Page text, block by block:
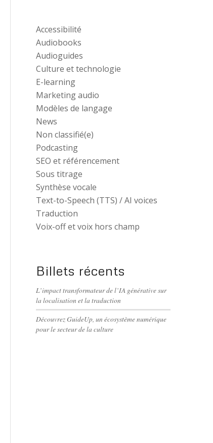
Accessibilité
Audiobooks
Audioguides
Culture et technologie
E-learning
Marketing audio
Modèles de langage
News
Non classifié(e)
Podcasting
SEO et référencement
Sous titrage
Synthèse vocale
Text-to-Speech (TTS) / AI voices
Traduction
Voix-off et voix hors champ
Billets récents
L’impact transformateur de l’IA générative sur
la localisation et la traduction
Découvrez GuideUp, un écosystème numérique
pour le secteur de la culture